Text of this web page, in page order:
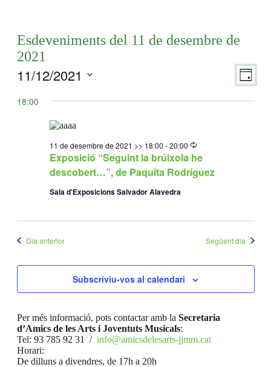
Esdeveniments del 11 de desembre de
2021
dede
Dia
11/12/2021
una
18:00
Exposició “Seguint la brúixola he
descobert…”, de Paquita Rodríguez
11 de desembre de 2021 >> 18:00 -20:00 Recurring
Sala d'Exposicions Salvador Alavedra
Dia anterior Següent dia
Subscriviu-vos al calendari
Per més informació, pots contactar amb la Secretaria
d’Amics de les Arts i Joventuts Musicals:
Tel: 93 785 92 31 / info@amicsdelesarts-jjmm.cat
Horari:
De dilluns a divendres, de 17h a 20h